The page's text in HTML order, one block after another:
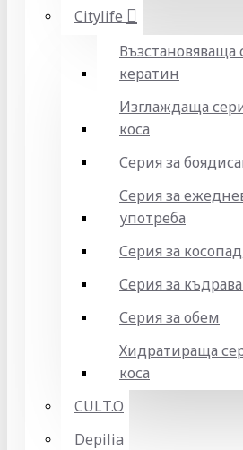
Citylife
Възстановяваща
кератин
Изглаждаща
коса
Серия за
Серия за
употреба
Серия за
Серия за
Серия за обем
Хидратираща
коса
CULT.O
Depilia